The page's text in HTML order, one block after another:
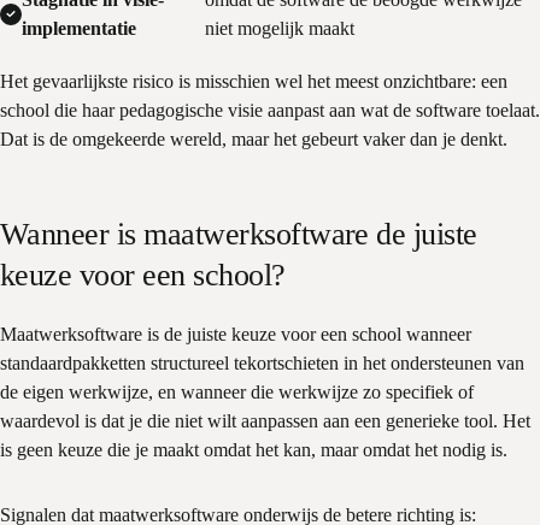
implementatie
niet mogelijk maakt
Het gevaarlijkste risico is misschien wel het meest onzichtbare: een
school die haar pedagogische visie aanpast aan wat de software toelaat.
Dat is de omgekeerde wereld, maar het gebeurt vaker dan je denkt.
Wanneer is maatwerksoftware de juiste
keuze voor een school?
Maatwerksoftware is de juiste keuze voor een school wanneer
standaardpakketten structureel tekortschieten in het ondersteunen van
de eigen werkwijze, en wanneer die werkwijze zo specifiek of
waardevol is dat je die niet wilt aanpassen aan een generieke tool. Het
is geen keuze die je maakt omdat het kan, maar omdat het nodig is.
Signalen dat maatwerksoftware onderwijs de betere richting is: